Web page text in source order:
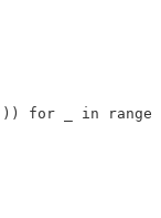
) ) for in range